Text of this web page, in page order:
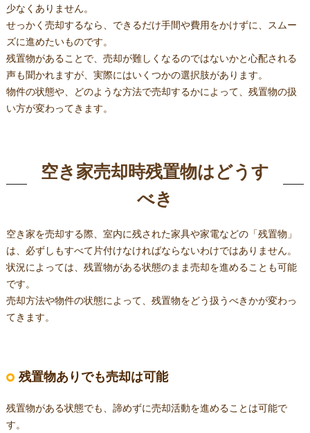
少なくありません。
せっかく売却するなら、できるだけ手間や費用をかけずに、スムー
ズに進めたいものです。
残置物があることで、売却が難しくなるのではないかと心配される
声も聞かれますが、実際にはいくつかの選択肢があります。
物件の状態や、どのような方法で売却するかによって、残置物の扱
い方が変わってきます。
空き家売却時残置物はどうす
べき
空き家を売却する際、室内に残された家具や家電などの「残置物」
は、必ずしもすべて片付けなければならないわけではありません。
状況によっては、残置物がある状態のまま売却を進めることも可能
です。
売却方法や物件の状態によって、残置物をどう扱うべきかが変わっ
てきます。
残置物ありでも売却は可能
残置物がある状態でも、諦めずに売却活動を進めることは可能で
す。